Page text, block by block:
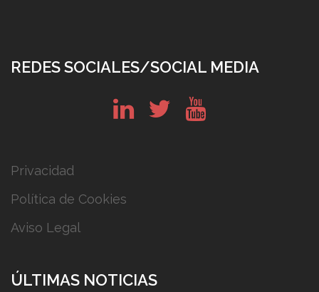
REDES SOCIALES/SOCIAL MEDIA
Privacidad
Política de Cookies
Aviso Legal
ÚLTIMAS NOTICIAS